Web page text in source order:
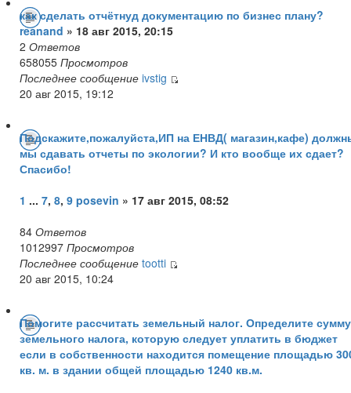
как сделать отчётнуд документацию по бизнес плану?
reanand » 18 авг 2015, 20:15
2 Ответов
658055 Просмотров
Последнее сообщение ivstig
20 авг 2015, 19:12
Подскажите,пожалуйста,ИП на ЕНВД( магазин,кафе)
мы сдавать отчеты по экологии? И кто вообще их сдает?
Спасибо!
1 ... 7, 8, 9 posevin » 17 авг 2015, 08:52
84 Ответов
1012997 Просмотров
Последнее сообщение tootti
20 авг 2015, 10:24
Помогите рассчитать земельный налог. Определите сумму
земельного налога, которую следует уплатить в бюджет
если в собственности находится помещение площадью
кв. м. в здании общей площадью 1240 кв.м.